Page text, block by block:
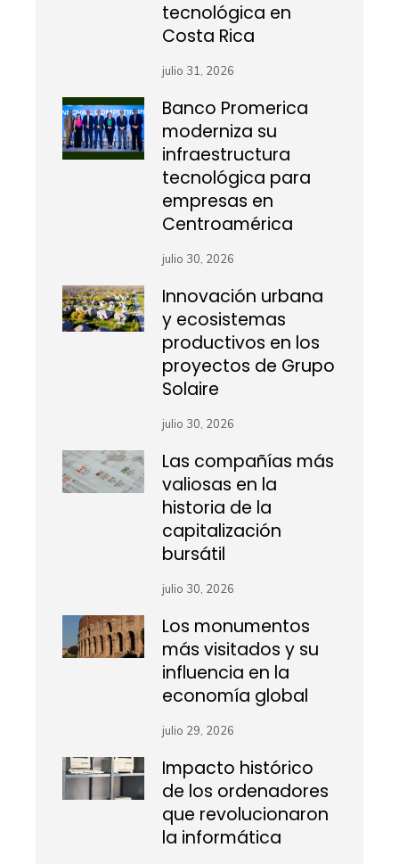
tecnológica en
Costa Rica
julio 31, 2026
Banco Promerica
moderniza su
infraestructura
tecnológica para
empresas en
Centroamérica
julio 30, 2026
Innovación urbana
y ecosistemas
productivos en los
proyectos de Grupo
Solaire
julio 30, 2026
Las compañías más
valiosas en la
historia de la
capitalización
bursátil
julio 30, 2026
Los monumentos
más visitados y su
influencia en la
economía global
julio 29, 2026
Impacto histórico
de los ordenadores
que revolucionaron
la informática